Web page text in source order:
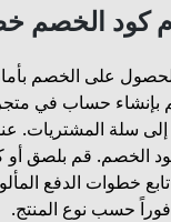
كود الخصم
على الخصم
حساب في متجر
سلة المشتريات.
الخصم. قم بلصق أو
خطوات الدفع
حسب نوع المنتج.